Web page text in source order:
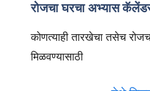
रोजचा घरचा अभ्यास
कोणत्याही तारखेचा तसेच
मिळवण्यासाठी